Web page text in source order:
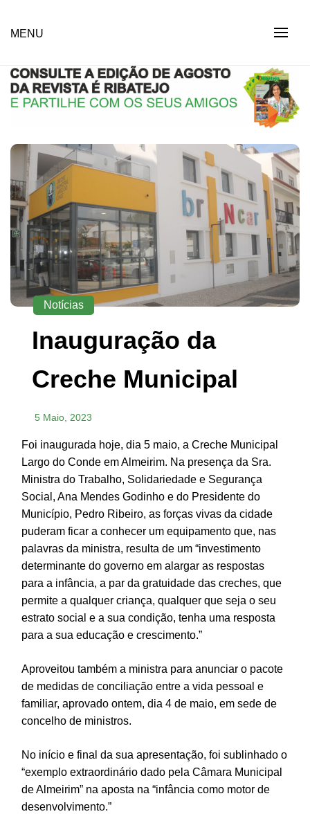
É RIBATEJO – REVISTA
SOCIAL ONLINE
MENU
Notícias
Inauguração da
Creche Municipal
5 Maio, 2023
Foi inaugurada hoje, dia 5 maio, a Creche Municipal
Largo do Conde em Almeirim. Na presença da Sra.
Ministra do Trabalho, Solidariedade e Segurança
Social, Ana Mendes Godinho e do Presidente do
Município, Pedro Ribeiro, as forças vivas da cidade
puderam ficar a conhecer um equipamento que, nas
palavras da ministra, resulta de um “investimento
determinante do governo em alargar as respostas
para a infância, a par da gratuidade das creches, que
permite a qualquer criança, qualquer que seja o seu
estrato social e a sua condição, tenha uma resposta
para a sua educação e crescimento.”
Aproveitou também a ministra para anunciar o pacote
de medidas de conciliação entre a vida pessoal e
familiar, aprovado ontem, dia 4 de maio, em sede de
concelho de ministros.
No início e final da sua apresentação, foi sublinhado o
“exemplo extraordinário dado pela Câmara Municipal
de Almeirim” na aposta na “infância como motor de
desenvolvimento.”